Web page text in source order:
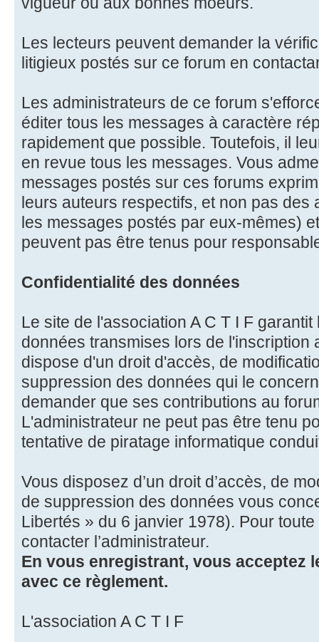
Les lecteurs peuvent demander la
litigieux postés sur ce forum en
Les administrateurs de ce forum
éditer tous les messages à caractère
rapidement que possible. Toutefois, il
en revue tous les messages. Vous
messages postés sur ces forums
leurs auteurs respectifs, et non pas des
les messages postés par eux-mêmes)
peuvent pas être tenus pour
Confidentialité des données
Le site de l'association A C T I F
données transmises lors de l'inscription
dispose d'un droit d'accès, de
suppression des données qui le
demander que ses contributions au
L'administrateur ne peut pas être tenu
tentative de piratage informatique
Vous disposez d’un droit d’accès, de
de suppression des données vous
Libertés » du 6 janvier 1978). Pour
contacter l’administrateur.
En vous enregistrant, vous acceptez
avec ce règlement.
L'association A C T I F